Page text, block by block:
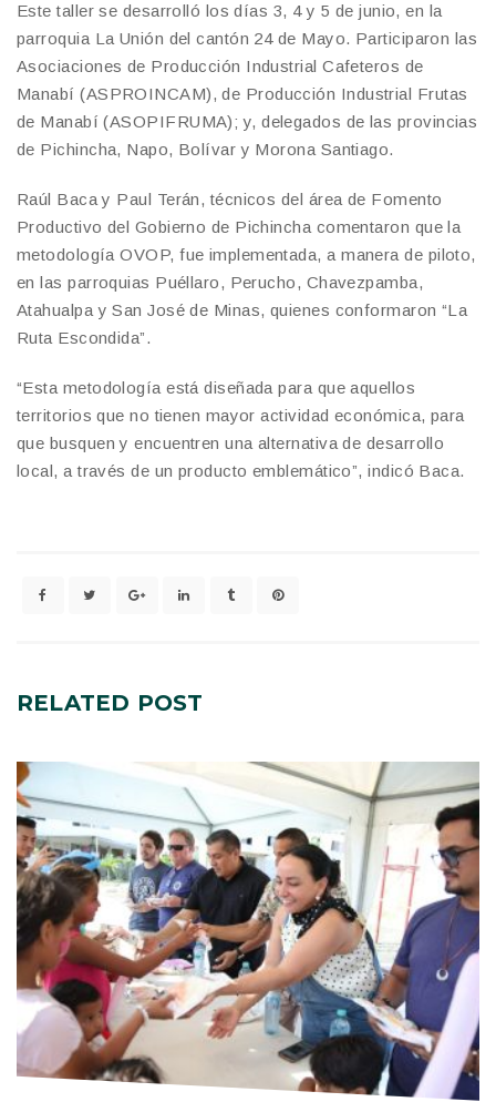
Este taller se desarrolló los días 3, 4 y 5 de junio, en la
parroquia La Unión del cantón 24 de Mayo. Participaron las
Asociaciones de Producción Industrial Cafeteros de
Manabí (ASPROINCAM), de Producción Industrial Frutas
de Manabí (ASOPIFRUMA); y, delegados de las provincias
de Pichincha, Napo, Bolívar y Morona Santiago.
Raúl Baca y Paul Terán, técnicos del área de Fomento
Productivo del Gobierno de Pichincha comentaron que la
metodología OVOP, fue implementada, a manera de piloto,
en las parroquias Puéllaro, Perucho, Chavezpamba,
Atahualpa y San José de Minas, quienes conformaron “La
Ruta Escondida”.
“Esta metodología está diseñada para que aquellos
territorios que no tienen mayor actividad económica, para
que busquen y encuentren una alternativa de desarrollo
local, a través de un producto emblemático”, indicó Baca.
RELATED POST